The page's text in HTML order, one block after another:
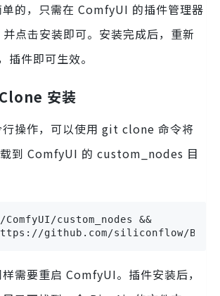
的，只需在 ComfyUI 的插件管理器
点击安装即可。安装完成后，重新
件即可生效。
安装
行操作，可以使用 git clone 命令将
到 ComfyUI 的 custom_nodes 目
custom_nodes &&
github.com/siliconflow/
需要重启 ComfyUI。插件安装后，